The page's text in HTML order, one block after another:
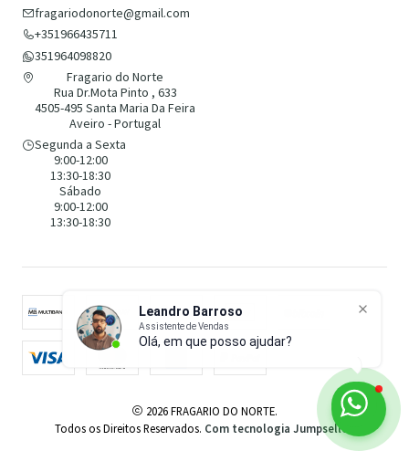
Leandro Barroso
Assistente de Vendas
Olá, em que posso ajudar?
fragariodonorte@gmail.com
+351966435711
351964098820
Fragario do Norte
Rua Dr.Mota Pinto , 633
4505-495 Santa Maria Da Feira
Aveiro - Portugal
Segunda a Sexta
9:00-12:00
13:30-18:30
Sábado
9:00-12:00
13:30-18:30
2026 FRAGARIO DO NORTE.
Todos os Direitos Reservados. Com tecnologia Jumpseller